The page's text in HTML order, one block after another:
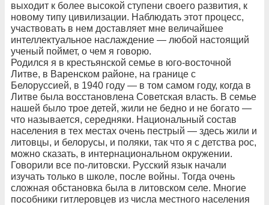
выходит к более высокой ступени своего развития, к
новому типу цивилизации. Наблюдать этот процесс,
участвовать в нем доставляет мне величайшее
интеллектуальное наслаждение — любой настоящий
ученый поймет, о чем я говорю.
Родился я в крестьянской семье в юго-восточной
Литве, в Варенском районе, на границе с
Белоруссией, в 1940 году — в том самом году, когда в
Литве была восстановлена Советская власть. В семье
нашей было трое детей, жили не бедно и не богато —
что называется, середняки. Национальный состав
населения в тех местах очень пестрый — здесь жили и
литовцы, и белорусы, и поляки, так что я с детства рос,
можно сказать, в интернациональном окружении.
Говорили все по-литовски. Русский язык начали
изучать только в школе, после войны. Тогда очень
сложная обстановка была в литовском селе. Многие
пособники гитлеровцев из числа местного населения